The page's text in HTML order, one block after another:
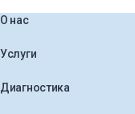
О нас
Услуги
Диагностика